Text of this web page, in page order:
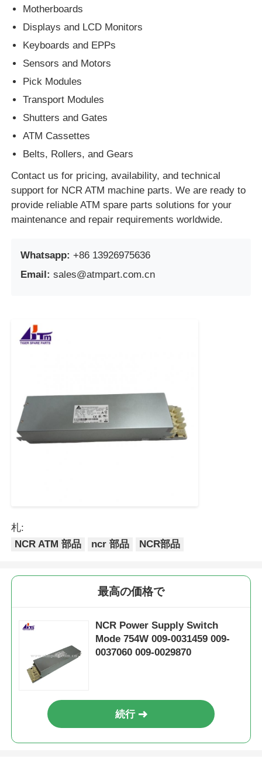
ATM機
コインリサイクル機
Motherboards
Displays and LCD Monitors
Keyboards and EPPs
Sensors and Motors
Pick Modules
Transport Modules
Shutters and Gates
ATM Cassettes
Belts, Rollers, and Gears
Contact us for pricing, availability, and technical
support for NCR ATM machine parts. We are ready to
provide reliable ATM spare parts solutions for your
maintenance and repair requirements worldwide.
Whatsapp: +86 13926975636
Email: sales@atmpart.com.cn
札:
NCR ATM 部品
ncr 部品 NCR部品
最高の価格で
NCR Power Supply Switch
Mode 754W 009-0031459 009-
0037060 009-0029870
続行